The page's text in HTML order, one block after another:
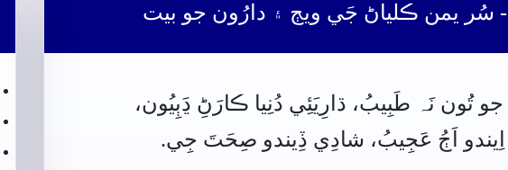
- سُر يمن ڪلياڻ جَي ويڄ ۽ دارُون جو بيت
جو تُون نَہ طَبِيبُ، ڌارِيَئِي دُنِيا ڪارَڻِ ڍَٻِيُون،
اِيندو
اَڄُ عَجِيبُ، شادِي ڏِيندو صِحَتَ جِي.